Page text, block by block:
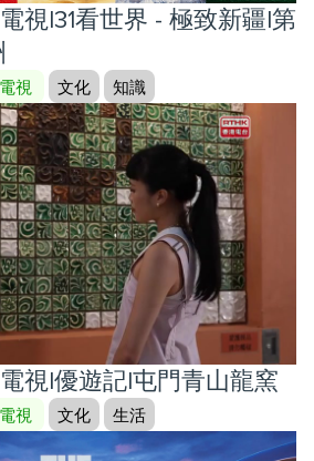
視|31看世界 - 極致新疆|第
電視 文化 知識
視|優遊記|屯門青山龍窯
電視 文化 生活